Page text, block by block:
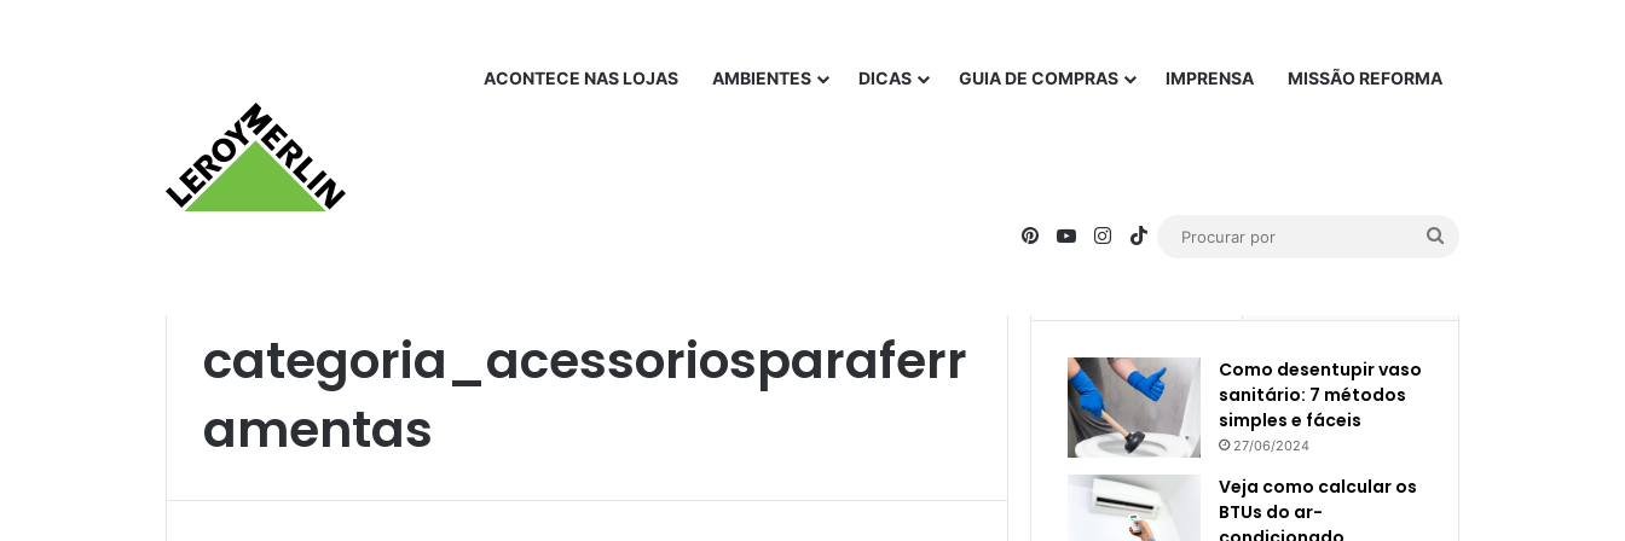
ACONTECE NAS LOJAS AMBIENTES DICAS GUIA DE COMPRAS IMPRENSA MISSÃO REFORMA
PinterestYouTubeInstagram
TikTok
categoria_acessoriosparaferr
amentas
Como desentupir vaso
sanitário: 7 métodos
simples e fáceis
27/06/2024
Veja como calcular os
BTUs do ar-